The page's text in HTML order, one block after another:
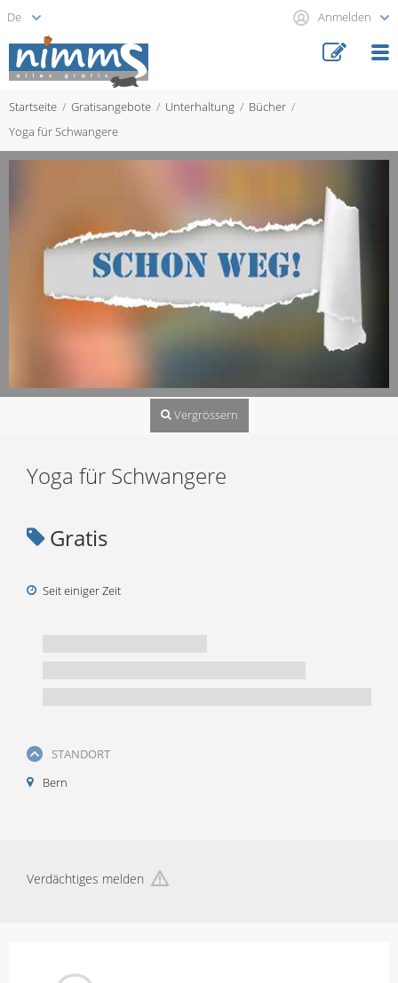
Anmelden
Startseite Gratisangebote Unterhaltung
Bücher
Yoga für Schwangere
Vergrössern
Yoga für Schwangere
Gratis
Seit einiger Zeit
STANDORT
Bern
Verdächtiges melden